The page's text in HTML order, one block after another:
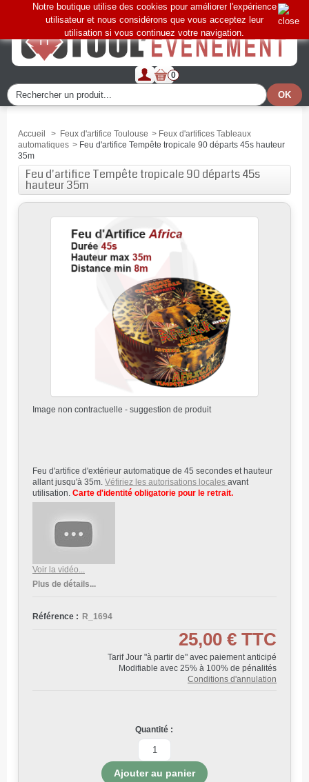
0
Notre boutique utilise des cookies pour améliorer l'expérience
utilisateur et nous considérons que vous acceptez leur
utilisation si vous continuez votre navigation.
Accueil > Feux d'artifice Toulouse > Feux d'artifices Tableaux
automatiques > Feu d'artifice Tempête tropicale 90 départs 45s hauteur
35m
Feu d'artifice Tempête tropicale 90 départs 45s
hauteur 35m
Image non contractuelle - suggestion de produit
Feu d'artifice d'extérieur automatique de 45 secondes et hauteur
allant jusqu'à 35m. Véfiriez les autorisations locales avant
utilisation. Carte d'identité obligatorie pour le retrait.
Voir la vidéo...
Plus de détails...
Référence : R_1694
25,00 € TTC
Tarif Jour "à partir de" avec paiement anticipé
Modifiable avec 25% à 100% de pénalités
Conditions d'annulation
Quantité :